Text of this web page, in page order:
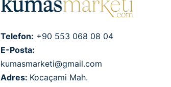
Telefon: +90 553 068 08 04
E-Posta:
kumasmarketi@gmail.com
Adres: Kocaçami Mah.